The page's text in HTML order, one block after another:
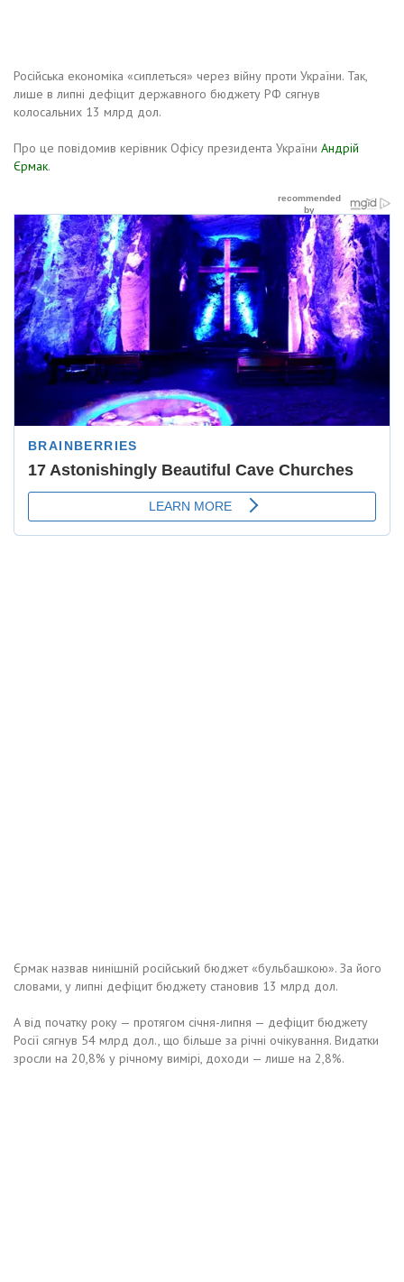
Російська економіка «сиплеться» через війну проти України. Так,
лише в липні дефіцит державного бюджету РФ сягнув
колосальних 13 млрд дол.
Про це повідомив керівник Офісу президента України Андрій
Єрмак.
Єрмак назвав нинішній російський бюджет «бульбашкою». За його
словами, у липні дефіцит бюджету становив 13 млрд дол.
А від початку року — протягом січня-липня — дефіцит бюджету
Росії сягнув 54 млрд дол., що більше за річні очікування. Видатки
зросли на 20,8% у річному вимірі, доходи — лише на 2,8%.